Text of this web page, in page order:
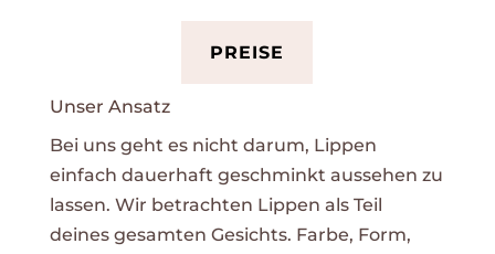
PREISE
Unser Ansatz
Bei uns geht es nicht darum, Lippen
einfach dauerhaft geschminkt aussehen zu
lassen. Wir betrachten Lippen als Teil
deines gesamten Gesichts. Farbe, Form,